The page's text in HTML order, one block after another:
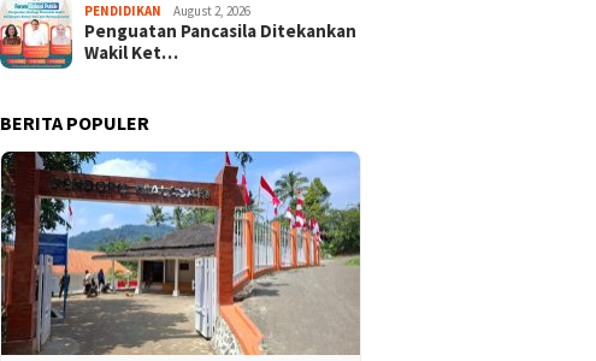
PENDIDIKAN August 2, 2026
Penguatan Pancasila Ditekankan
Wakil Ket…
BERITA POPULER